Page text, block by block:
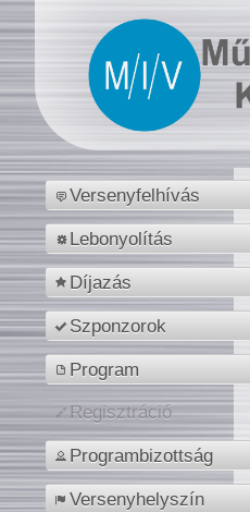
Versenyfelhívás
Lebonyolítás
Díjazás
Szponzorok
Program
Regisztráció
Programbizottság
Versenyhelyszín